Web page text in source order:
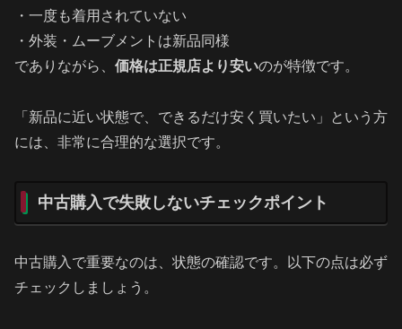
・一度も着用されていない
・外装・ムーブメントは新品同様
でありながら、 価格は正規店より安いのが特徴です。
「新品に近い状態で、できるだけ安く買いたい」という方
には、非常に合理的な選択です。
中古購入で失敗しないチェックポイント
中古購入で重要なのは、状態の確認です。以下の点は必ず
チェックしましょう。